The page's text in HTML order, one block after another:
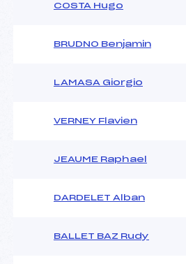
COSTA Hugo
BRUDNO Benjamin
LAMASA Giorgio
VERNEY Flavien
JEAUME Raphael
DARDELET Alban
BALLET BAZ Rudy